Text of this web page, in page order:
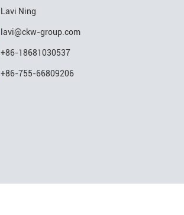
Lavi Ning
lavi@ckw-group.com
+86-18681030537
+86-755-66809206